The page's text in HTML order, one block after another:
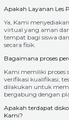
Apakah Layanan Les
Ya, Kami
virtual yang aman
tempat bagi siswa
secara fisik.
Bagaimana proses
Kami memiliki proses
verifikasi kualifikasi,
dilakukan untuk
bergabung dengan
Apakah terdapat
Kami?